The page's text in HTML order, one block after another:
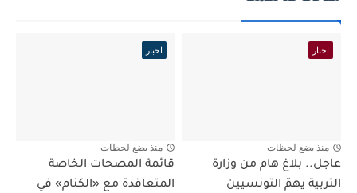
اخبار
منذ بضع لحظات
عاجل.. بلاغ هام من وزارة
التربية يهمّ التونسيين
اخبار
منذ بضع لحظات
قائمة المصحات الخاصة
المتعاقدة مع «الكنام» في